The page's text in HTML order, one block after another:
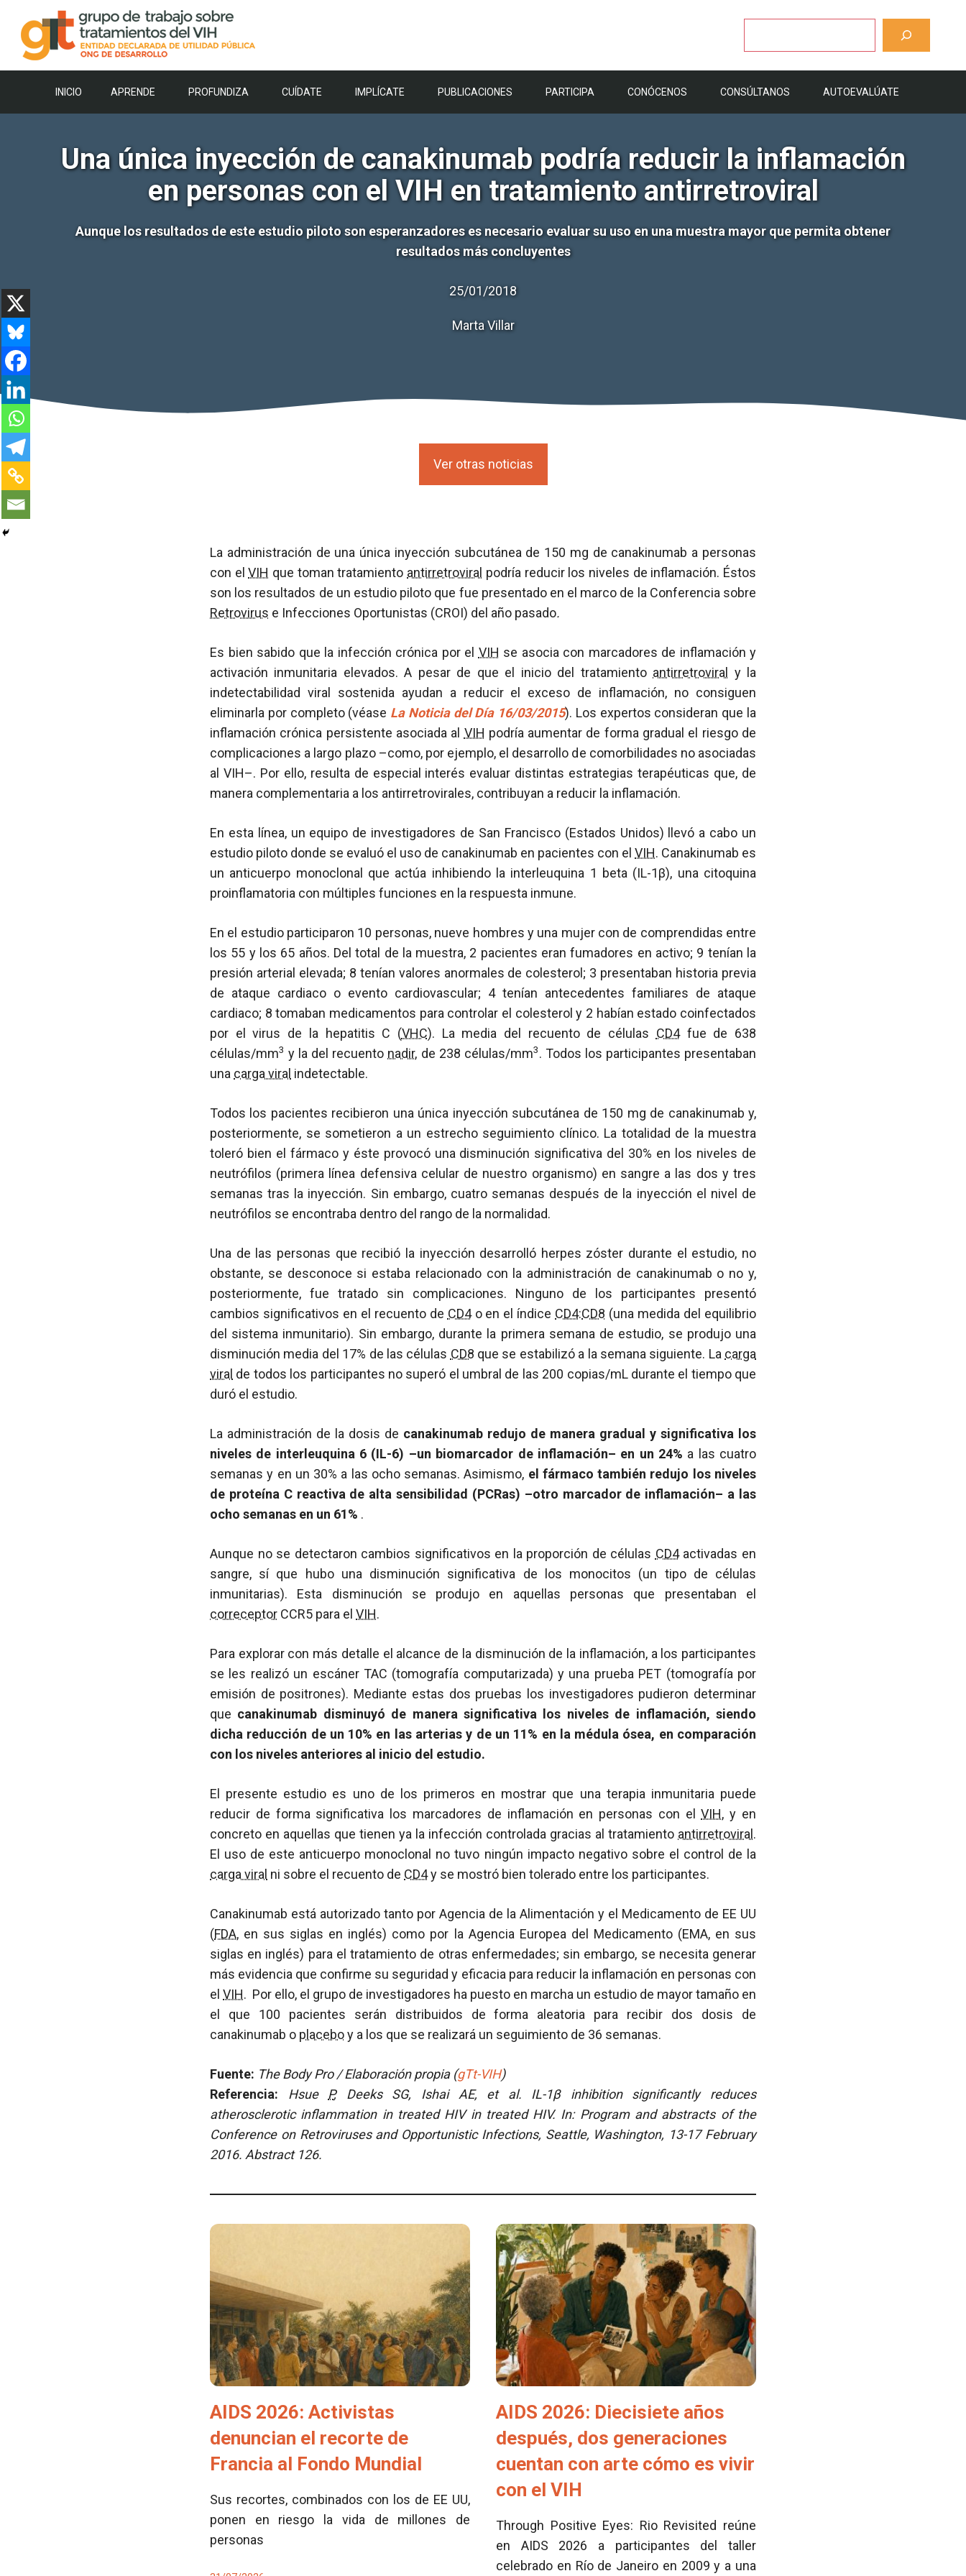
contenido
INICIO APRENDE PROFUNDIZA CUÍDATE IMPLÍCATE PUBLICACIONES PARTICIPA CONÓCENOS CONSÚLTANOS AUTOEVALÚATE
Una única inyección de canakinumab podría reducir la inflamación
en personas con el VIH en tratamiento antirretroviral
Aunque los resultados de este estudio piloto son esperanzadores es necesario evaluar su uso en una muestra mayor que permita obtener
resultados más concluyentes
25/01/2018
Marta Villar
Ver otras noticias
La administración de una única inyección subcutánea de 150 mg de canakinumab a personas
con elVIH que toman tratamiento antirretroviral podría reducir los niveles de inflamación. Éstos
son los resultados de un estudio piloto que fue presentado en el marco de la Conferencia sobre
Retrovirus e Infecciones Oportunistas (CROI) del año pasado.
Es bien sabido que la infección crónica por el VIH se asocia con marcadores de inflamación y
activación inmunitaria elevados. A pesar de que el inicio del tratamiento antirretroviral
y la
indetectabilidad viral sostenida ayudan a reducir el exceso de inflamación, no consiguen
eliminarla por completo (véase La Noticia del Día 16/03/2015). Los expertos consideran que la
inflamación crónica persistente asociada al VIH podría aumentar de forma gradual el riesgo de
complicaciones a largo plazo –como, por ejemplo, el desarrollo de comorbilidades no asociadas
al VIH–. Por ello, resulta de especial interés evaluar distintas estrategias terapéuticas que, de
manera complementaria a los antirretrovirales, contribuyan a reducir la inflamación.
En esta línea, un equipo de investigadores de San Francisco (Estados Unidos) llevó a cabo un
estudio piloto donde se evaluó el uso de canakinumab en pacientes con el VIH. Canakinumab es
un anticuerpo monoclonal que actúa inhibiendo la interleuquina 1 beta (IL-1β), una citoquina
proinflamatoria con múltiples funciones en la respuesta inmune.
En el estudio participaron 10 personas, nueve hombres y una mujer con de comprendidas entre
los 55 y los 65 años. Del total de la muestra, 2 pacientes eran fumadores en activo; 9 tenían la
presión arterial elevada; 8 tenían valores anormales de colesterol; 3 presentaban historia previa
de ataque cardiaco o evento cardiovascular; 4 tenían antecedentes familiares de ataque
cardiaco; 8 tomaban medicamentos para controlar el colesterol y 2 habían estado coinfectados
por el virus de la hepatitis C (VHC). La media del recuento de células CD4fue de 638
células/mm3 y la del recuento nadir, de 238 células/mm3. Todos los participantes presentaban
una carga viral indetectable.
Todos los pacientes recibieron una única inyección subcutánea de 150 mg de canakinumab y,
posteriormente, se sometieron a un estrecho seguimiento clínico. La totalidad de la muestra
toleró bien el fármaco y éste provocó una disminución significativa del 30% en los niveles de
neutrófilos (primera línea defensiva celular de nuestro organismo) en sangre a las dos y tres
semanas tras la inyección. Sin embargo, cuatro semanas después de la inyección el nivel de
neutrófilos se encontraba dentro del rango de la normalidad.
Una de las personas que recibió la inyección desarrolló herpes zóster durante el estudio, no
obstante, se desconoce si estaba relacionado con la administración de canakinumab o no y,
posteriormente, fue tratado sin complicaciones. Ninguno de los participantes presentó
cambios significativos en el recuento de CD4o en el índice CD4:CD8 (una medida del equilibrio
del sistema inmunitario). Sin embargo, durante la primera semana de estudio, se produjo una
disminución media del 17% de las células CD8 que se estabilizó a la semana siguiente. La carga
viral de todos los participantes no superó el umbral de las 200 copias/mL durante el tiempo que
duró el estudio.
La administración de la dosis de canakinumab redujo de manera gradual y significativa los
niveles de interleuquina 6 (IL-6) –un biomarcador de inflamación– en un 24% a las cuatro
semanas y en un 30% a las ocho semanas. Asimismo, el fármaco también redujo los niveles
de proteína C reactiva de alta sensibilidad (PCRas) –otro marcador de inflamación– a las
ocho semanas en un 61% .
Aunque no se detectaron cambios significativos en la proporción de células CD4activadas en
sangre, sí que hubo una disminución significativa de los monocitos (un tipo de células
inmunitarias). Esta disminución se produjo en aquellas personas que presentaban el
correceptor CCR5 para el VIH.
Para explorar con más detalle el alcance de la disminución de la inflamación, a los participantes
se les realizó un escáner TAC (tomografía computarizada) y una prueba PET (tomografía por
emisión de positrones). Mediante estas dos pruebas los investigadores pudieron determinar
que canakinumab disminuyó de manera significativa los niveles de inflamación, siendo
dicha reducción de un 10% en las arterias y de un 11% en la médula ósea, en comparación
con los niveles anteriores al inicio del estudio.
El presente estudio es uno de los primeros en mostrar que una terapia inmunitaria puede
reducir de forma significativa los marcadores de inflamación en personas con elVIH, y en
concreto en aquellas que tienen ya la infección controlada gracias al tratamiento antirretroviral .
El uso de este anticuerpo monoclonal no tuvo ningún impacto negativo sobre el control de la
carga viral ni sobre el recuento de CD4y se mostró bien tolerado entre los participantes.
Canakinumab está autorizado tanto por Agencia de la Alimentación y el Medicamento de EE UU
(FDA, en sus siglas en inglés) como por la Agencia Europea del Medicamento (EMA, en sus
siglas en inglés) para el tratamiento de otras enfermedades; sin embargo, se necesita generar
más evidencia que confirme su seguridad y eficacia para reducir la inflamación en personas con
el VIH. Por ello, el grupo de investigadores ha puesto en marcha un estudio de mayor tamaño en
el que 100 pacientes serán distribuidos de forma aleatoria para recibir dos dosis de
canakinumab o placeboy a los que se realizará un seguimiento de 36 semanas.
Fuente: The Body Pro / Elaboración propia (gTt-VIH)
Referencia: Hsue P, Deeks SG, Ishai AE, et al. IL-1β inhibition significantly reduces
atherosclerotic inflammation in treated HIV in treated HIV. In: Program and abstracts of the
Conference on Retroviruses and Opportunistic Infections, Seattle, Washington, 13-17 February
2016. Abstract 126.
AIDS 2026: Activistas
denuncian el recorte de
Francia al Fondo Mundial
Sus recortes, combinados con los de EE UU,
ponen en riesgo la vida de millones de
personas
AIDS 2026: Diecisiete años
después, dos generaciones
cuentan con arte cómo es vivir
con el VIH
Through Positive Eyes: Rio Revisited reúne
en AIDS 2026 a participantes del taller
celebrado en Río de Janeiro en 2009 y a una